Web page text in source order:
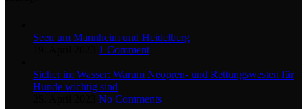
Seen um Mannheim und Heidelberg
1 Comment
Sicher im Wasser: Warum Neopren- und Rettungswesten für
Hunde wichtig sind
No Comments